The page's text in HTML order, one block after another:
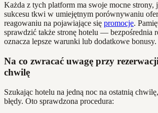
Każda z tych platform ma swoje mocne strony,
sukcesu tkwi w umiejętnym porównywaniu
reagowaniu na pojawiające się promocje.
sprawdzić także stronę hotelu — bezpośrednia
oznacza lepsze warunki lub dodatkowe bonusy.
Na co zwracać uwagę przy
chwilę
Szukając hotelu na jedną noc na ostatnią
błędy. Oto sprawdzona procedura: